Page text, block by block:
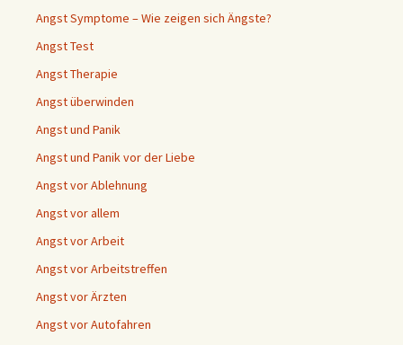
Angst Symptome – Wie zeigen sich Ängste?
Angst Test
Angst Therapie
Angst überwinden
Angst und Panik
Angst und Panik vor der Liebe
Angst vor Ablehnung
Angst vor allem
Angst vor Arbeit
Angst vor Arbeitstreffen
Angst vor Ärzten
Angst vor Autofahren